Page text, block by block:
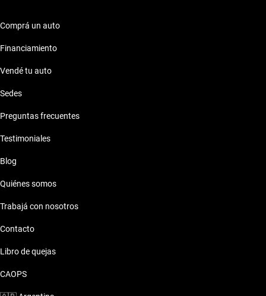
Comprá un auto
Financiamiento
Vendé tu auto
Sedes
Preguntas frecuentes
Testimoniales
Blog
Quiénes somos
Trabajá con nosotros
Contacto
Libro de quejas
CAOPS